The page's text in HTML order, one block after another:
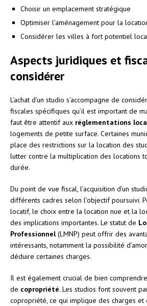
Choisir un emplacement stratégique
Optimiser l’aménagement pour la
Considérer les villes à fort potentiel
Aspects juridiques et
considérer
L’achat d’un studio s’accompagne de
fiscales spécifiques qu’il est important de
faut être attentif aux réglementations
logements de petite surface. Certaines
place des restrictions sur la location des
lutter contre la multiplication des locations
durée.
Du point de vue fiscal, l’acquisition d’un
différents cadres selon l’objectif poursuivi.
locatif, le choix entre la location nue et la
des implications importantes. Le statut de
Professionnel(LMNP) peut offrir des
intéressants, notamment la possibilité
déduire certaines charges.
Il est également crucial de bien
de copropriété. Les studios font souvent
copropriété, ce qui implique des charges et